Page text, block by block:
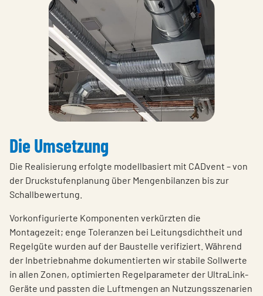
Die Umsetzung
Die Realisierung erfolgte modellbasiert mit CADvent – von
der Druckstufenplanung über Mengenbilanzen bis zur
Schallbewertung.
Vorkonfigurierte Komponenten verkürzten die
Montagezeit; enge Toleranzen bei Leitungsdichtheit und
Regelgüte wurden auf der Baustelle verifiziert. Während
der Inbetriebnahme dokumentierten wir stabile Sollwerte
in allen Zonen, optimierten Regelparameter der UltraLink-
Geräte und passten die Luftmengen an Nutzungsszenarien